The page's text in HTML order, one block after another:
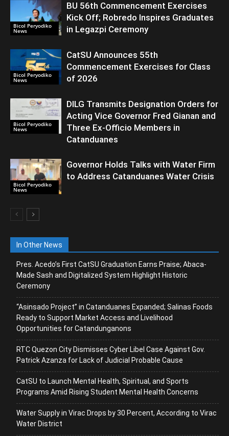
Bicol Peryodiko
News
BU 56th Commencement Exercises
Kick Off; Robredo Inspires Graduates
in Legazpi Ceremony
Bicol Peryodiko
News
CatSU Announces 55th
Commencement Exercises for Class
of 2026
Bicol Peryodiko
News
DILG Transmits Designation Orders for
Acting Vice Governor Fred Gianan and
Three Ex-Officio Members in
Catanduanes
Bicol Peryodiko
News
Governor Holds Talks with Water Firm
to Address Catanduanes Water Crisis
In Other News
Pres. Acedo’s First CatSU Graduation Earns Praise; Abaca-
Made Sash and Digitalized System Highlight Historic
Ceremony
“Asinsado Project” in Catanduanes Expanded; Salinas Foods
Ready to Support Market Access and Livelihood
Opportunities for Catandunganons
RTC Quezon City Dismisses Cyber Libel Case Against Gov.
Patrick Azanza for Lack of Judicial Probable Cause
CatSU to Launch Mental Health, Spiritual, and Sports
Programs Amid Rising Student Mental Health Concerns
Water Supply in Virac Drops by 30 Percent, According to Virac
Water District